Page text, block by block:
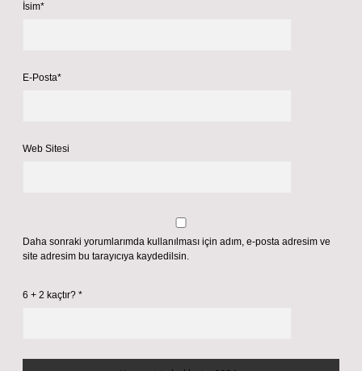
İsim*
E-Posta*
Web Sitesi
Daha sonraki yorumlarımda kullanılması için adım, e-posta adresim ve
site adresim bu tarayıcıya kaydedilsin.
6 + 2 kaçtır? *